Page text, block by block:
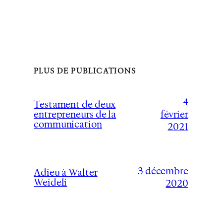
PLUS DE PUBLICATIONS
Testament de deux
entrepreneurs de la
communication
4
février
2021
Adieu à Walter
Weideli
3 décembre
2020